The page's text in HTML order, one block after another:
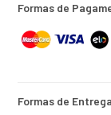
Formas de
Formas de Entrega